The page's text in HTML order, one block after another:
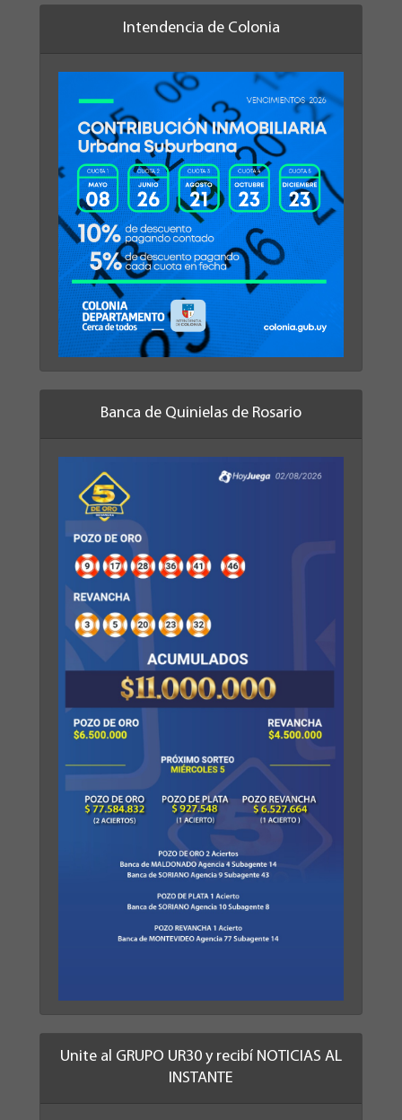
Intendencia de Colonia
Banca de Quinielas de Rosario
Unite al GRUPO UR30 y recibí NOTICIAS AL
INSTANTE